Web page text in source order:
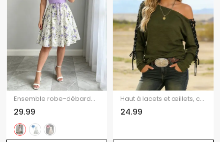
Ensemble robe-débardeur sans manches à imprimé floral et top court uni à manches courtes lacées
29.99
Haut à lacets et œillets, couleur unie, col oblique, manches longues
24.99